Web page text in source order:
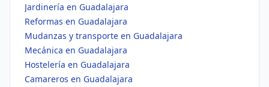
Jardinería en Guadalajara
Reformas en Guadalajara
Mudanzas y transporte en Guadalajara
Mecánica en Guadalajara
Hostelería en Guadalajara
Camareros en Guadalajara